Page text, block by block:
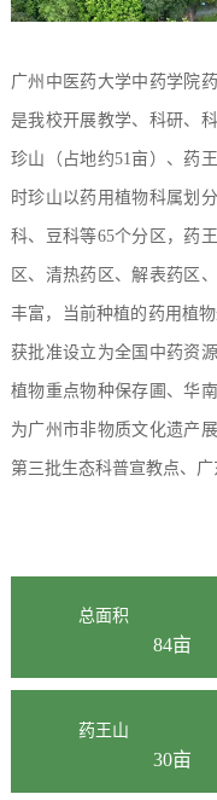
广州中医药大学中药学院
是我校开展教学、科研、
珍山（占地约51亩）、药
时珍山以药用植物科属划
科、豆科等65个分区，药
区、清热药区、解表药区
丰富，当前种植的药用植
获批准设立为全国中药资
植物重点物种保存圃、华
为广州市非物质文化遗产
第三批生态科普宣教点、
总面积
84亩
药王山
30亩